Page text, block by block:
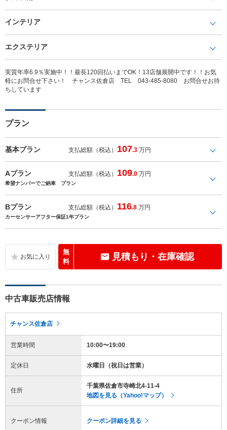
インテリア
エクステリア
実質年率6.9％実施中！！最長120回払いまでOK！13店舗展開中です！！お気
軽にお問合せ下さい！ チャンス佐倉店 TEL 043-485-8080 お問合せお待
ちしています
プラン
基本プラン 支払総額（税込） 107.3 万円
Aプラン 支払総額（税込） 109.0 万円
希望ナンバーでご納車 プラン
Bプラン 支払総額（税込） 116.8 万円
カーセンサーアフター保証1年プラン
無
料
見積もり・在庫確認
中古車販売店情報
チャンス佐倉店
営業時間 10:00〜19:00
定休日 水曜日（祝日は営業）
住所
千葉県佐倉市寺崎北4-11-4
地図を見る（Yahoo!マップ）
クーポン情報 クーポン詳細を見る